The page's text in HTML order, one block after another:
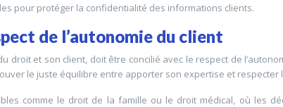
pour protéger la confidentialité des informations clients.
de l’autonomie du client
et son client, doit être concilié avec le respect de
le juste équilibre entre apporter son expertise et respecter
comme le droit de la famille ou le droit médical, où les